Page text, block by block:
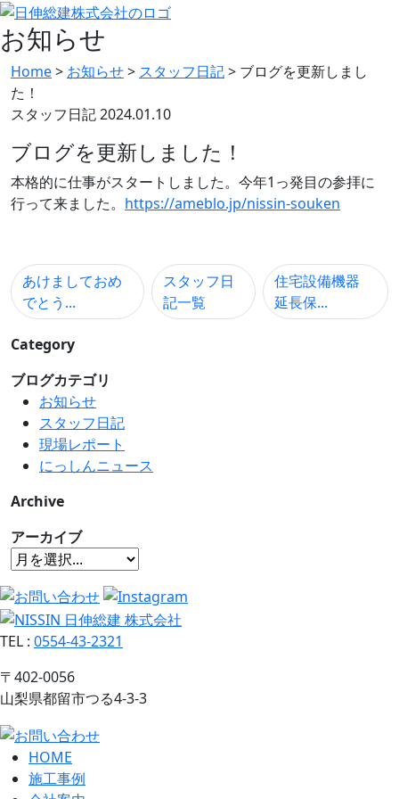
お知らせ
Home> お知らせ> スタッフ日記> ブログを更新しまし
た！
スタッフ日記2024.01.10
ブログを更新しました！
本格的に仕事がスタートしました。今年1っ発目の参拝に
行って来ました。 https://ameblo.jp/nissin-souken
あけましておめ
でとう...
スタッフ日
記一覧
住宅設備機器
延長保...
Category
ブログカテゴリ
お知らせ
スタッフ日記
現場レポート
にっしんニュース
Archive
アーカイブ
TEL : 0554-43-2321
〒402-0056
山梨県都留市つる4-3-3
HOME
施工事例